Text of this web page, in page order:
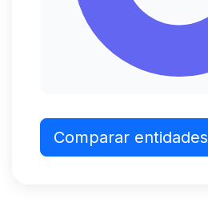
Comparar entidades